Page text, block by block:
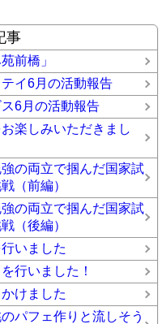
事
前橋」
イ6月の活動報告
6月の活動報告
楽しみいただきまし
の両立で掴んだ国家試
（前編）
の両立で掴んだ国家試
（後編）
いました
行いました！
けました
パフェ作りと流しそう